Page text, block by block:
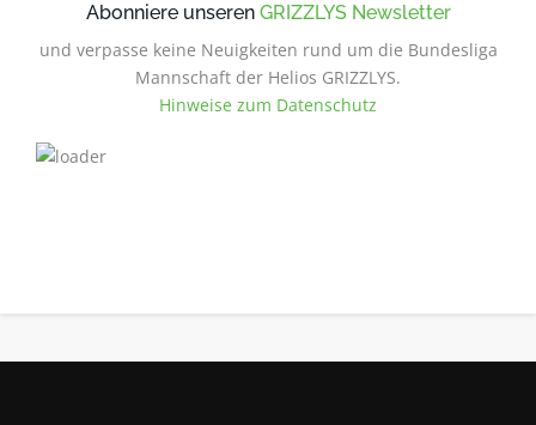
Abonniere unseren GRIZZLYS Newsletter
und verpasse keine Neuigkeiten rund um die Bundesliga
Mannschaft der Helios GRIZZLYS.
Hinweise zum Datenschutz